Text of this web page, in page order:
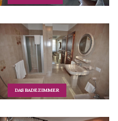
DAS BADEZIMMER